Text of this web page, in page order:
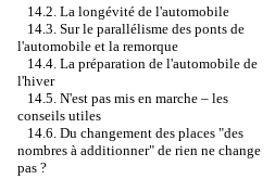
14.2. La longévité de l'automobile
14.3. Sur le parallélisme des ponts de
l'automobile et la remorque
14.4. La préparation de l'automobile de
l'hiver
14.5. N'est pas mis en marche – les
conseils utiles
14.6. Du changement des places "des
nombres à additionner" de rien ne change
pas ?